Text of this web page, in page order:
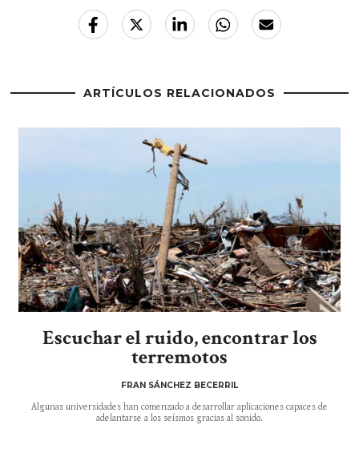
ARTÍCULOS RELACIONADOS
Escuchar el ruido, encontrar los
terremotos
FRAN SÁNCHEZ BECERRIL
Algunas universidades han comenzado a desarrollar aplicaciones capaces de
adelantarse a los seísmos gracias al sonido.